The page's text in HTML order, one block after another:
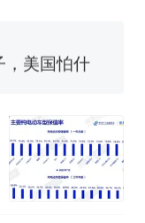
美国怕什
家”改写了
大王”称
？中国烹饪
发现鸡枞菌